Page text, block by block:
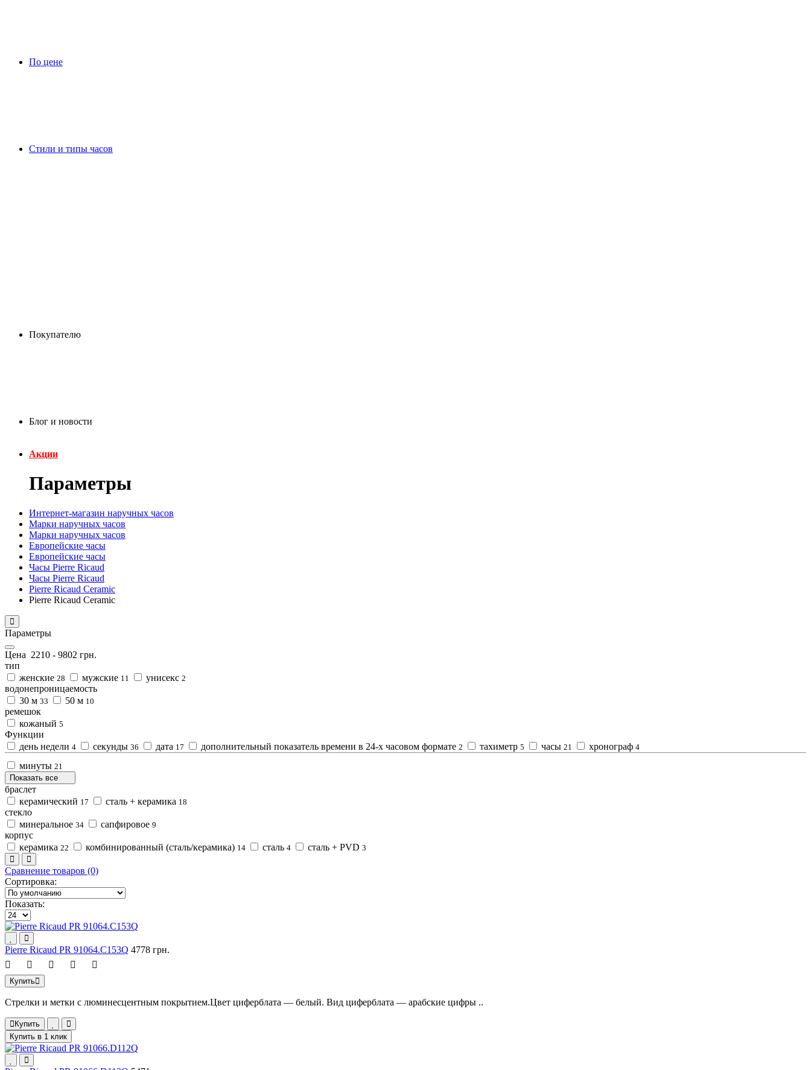
По цене
Стили и типы часов
Покупателю
Блог и новости
Акции
Параметры
Интернет-магазин наручных часов
Марки наручных часов
Марки наручных часов
Европейские часы
Европейские часы
Часы Pierre Ricaud
Часы Pierre Ricaud
Pierre Ricaud Ceramic
Pierre Ricaud Ceramic
Параметры
Цена 2210 - 9802 грн.
тип
женские 28 мужские 11 унисекс 2
водонепроницаемость
30 м 33 50 м 10
ремешок
кожаный 5
Функции
день недели 4 секунды 36 дата 17 дополнительный показатель времени в 24-х часовом формате 2 тахиметр 5 часы 21 хронограф 4
минуты 21
Показать все
браслет
керамический 17 сталь + керамика 18
стекло
минеральное 34 сапфировое 9
корпус
керамика 22 комбинированный (сталь/керамика) 14 сталь 4 сталь + PVD 3
Сравнение товаров (0)
Сортировка:
Показать:
Pierre Ricaud PR 91064.C153Q 4778 грн.
Купить
Стрелки и метки с люминесцентным покрытием.Цвет циферблата — белый. Вид циферблата — арабские цифры ..
Купить
Купить в 1 клик